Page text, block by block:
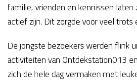
familie, vrienden en kennissen laten
actief zijn. Dit zorgde voor veel trots
De jongste bezoekers werden flink
activiteiten van Ontdekstation013
zich de hele dag vermaken met